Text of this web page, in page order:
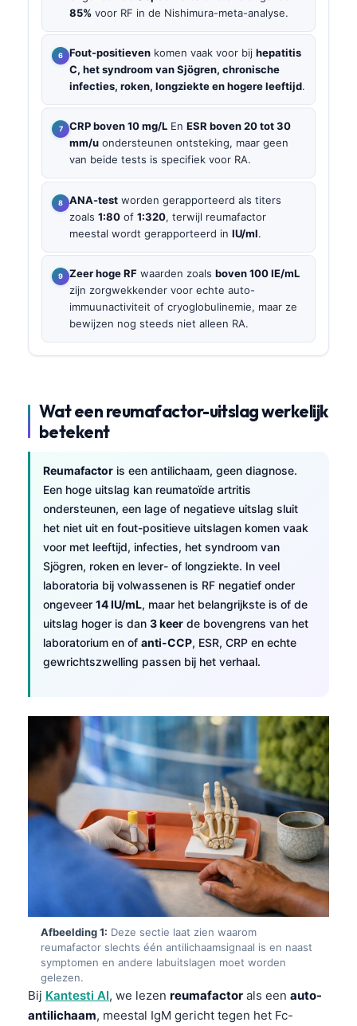
85% voor RF in de Nishimura-meta-analyse.
Fout-positieven komen vaak voor bij hepatitis
C, het syndroom van Sjögren, chronische
infecties, roken, longziekte en hogere leeftijd.
CRP boven 10 mg/L En ESR boven 20 tot 30
mm/u ondersteunen ontsteking, maar geen
van beide tests is specifiek voor RA.
ANA-test worden gerapporteerd als titers
zoals 1:80 of 1:320, terwijl reumafactor
meestal wordt gerapporteerd in IU/ml.
Zeer hoge RF waarden zoals boven 100 IE/mL
zijn zorgwekkender voor echte auto-
immuunactiviteit of cryoglobulinemie, maar ze
bewijzen nog steeds niet alleen RA.
Wat een reumafactor-uitslag werkelijk
betekent
Reumafactor is een antilichaam, geen diagnose.
Een hoge uitslag kan reumatoïde artritis
ondersteunen, een lage of negatieve uitslag sluit
het niet uit en fout-positieve uitslagen komen vaak
voor met leeftijd, infecties, het syndroom van
Sjögren, roken en lever- of longziekte. In veel
laboratoria bij volwassenen is RF negatief onder
ongeveer 14 IU/mL, maar het belangrijkste is of de
uitslag hoger is dan 3 keer de bovengrens van het
laboratorium en of anti-CCP, ESR, CRP en echte
gewrichtszwelling passen bij het verhaal.
Afbeelding 1: Deze sectie laat zien waarom
reumafactor slechts één antilichaamsignaal is en naast
symptomen en andere labuitslagen moet worden
gelezen.
Bij Kantesti AI, we lezen reumafactor als een auto-
antilichaam, meestal IgM gericht tegen het Fc-